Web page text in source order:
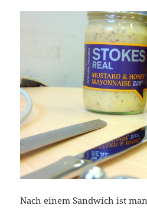
Nach einem Sandwich ist